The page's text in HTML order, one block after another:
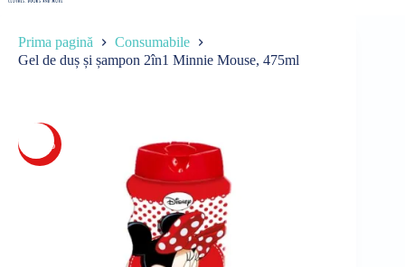
Prima pagină
Consumabile
Gel de duș și șampon 2în1 Minnie Mouse, 475ml
-15%